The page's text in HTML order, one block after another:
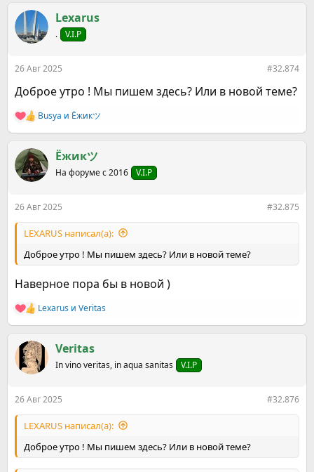
к
ц
и
Lexarus
. V.I.P
26 Авг 2025 #32.874
Доброе утро ! Мы пишем здесь? Или в новой теме?
Р
е
к
ц
и
Busya и Ёжикツ︎
Ёжикツ︎
На форуме с 2016 V.I.P
26 Авг 2025 #32.875
LEXARUS написал(а):
Доброе утро ! Мы пишем здесь? Или в новой теме?
Наверное пора бы в новой )
Р
е
к
ц
и
Lexarus и Veritas
Veritas
In vino veritas, in aqua sanitas V.I.P
26 Авг 2025 #32.876
LEXARUS написал(а):
Доброе утро ! Мы пишем здесь? Или в новой теме?